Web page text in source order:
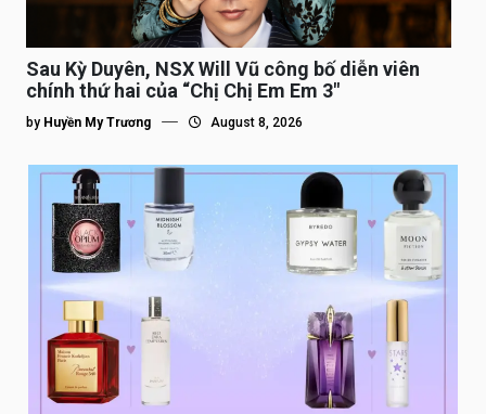
Sau Kỳ Duyên, NSX Will Vũ công bố diễn viên
chính thứ hai của “Chị Chị Em Em 3″
by Huyền My Trương August 8, 2026